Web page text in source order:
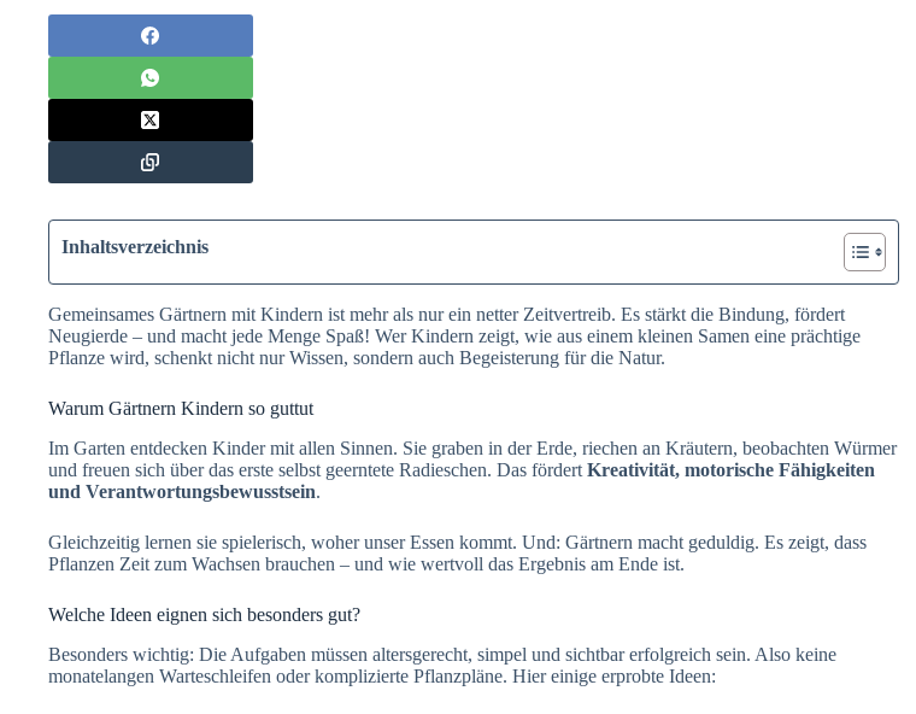
Inhaltsverzeichnis
Gemeinsames Gärtnern mit Kindern ist mehr als nur ein netter Zeitvertreib. Es stärkt die Bindung, fördert
Neugierde – und macht jede Menge Spaß! Wer Kindern zeigt, wie aus einem kleinen Samen eine prächtige
Pflanze wird, schenkt nicht nur Wissen, sondern auch Begeisterung für die Natur.
Warum Gärtnern Kindern so guttut
Im Garten entdecken Kinder mit allen Sinnen. Sie graben in der Erde, riechen an Kräutern, beobachten Würmer
und freuen sich über das erste selbst geerntete Radieschen. Das fördert Kreativität, motorische Fähigkeiten
und Verantwortungsbewusstsein.
Gleichzeitig lernen sie spielerisch, woher unser Essen kommt. Und: Gärtnern macht geduldig. Es zeigt, dass
Pflanzen Zeit zum Wachsen brauchen – und wie wertvoll das Ergebnis am Ende ist.
Welche Ideen eignen sich besonders gut?
Besonders wichtig: Die Aufgaben müssen altersgerecht, simpel und sichtbar erfolgreich sein. Also keine
monatelangen Warteschleifen oder komplizierte Pflanzpläne. Hier einige erprobte Ideen: